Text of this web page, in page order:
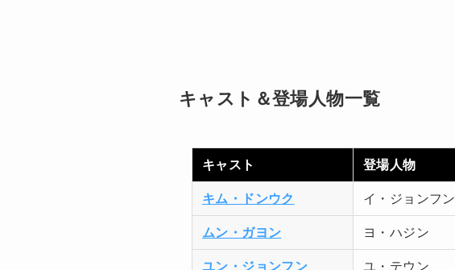
キャスト＆登場人物一覧
キャスト 登場人物
キム・ドンウク イ・ジョンフン
ムン・ガヨン ヨ・ハジン
ユン・ジョンフン ユ・テウン